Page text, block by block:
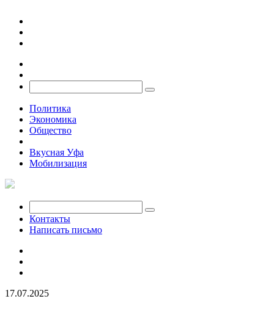
Политика
Экономика
Общество
Вкусная Уфа
Мобилизация
Контакты
Написать письмо
17.07.2025